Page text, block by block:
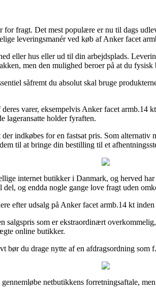
fragt. Det mest populære er nu til dags
leveringsmanér ved køb af Anker facet
hus eller ud til din arbejdsplads.
men den mulighed beroer på at du
såfremt du absolut skal bruge
varer, eksempelvis Anker facet
lageransatte holder fyraften.
indkøbes for en fastsat pris. Som
til at bringe din bestilling til et
internet butikker i Danmark, og herved
og endda nogle gange love fragt uden
efter udsalg på Anker facet armb.14 kt inden
som er ekstraordinært
online butikker.
du drage nytte af en afdragsordning
netbutikkens forretningsaftale,